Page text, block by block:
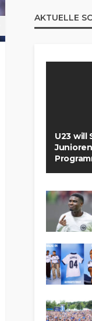
AKTUELLE
U23 will